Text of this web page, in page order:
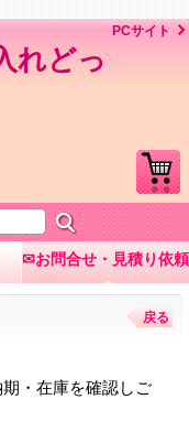
れどっ
PCサイト
✉お問合せ・見積り依頼
戻る
・在庫を確認しご